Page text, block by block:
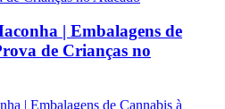
| Embalagens de
de Crianças no
| Embalagens de Cannabis à